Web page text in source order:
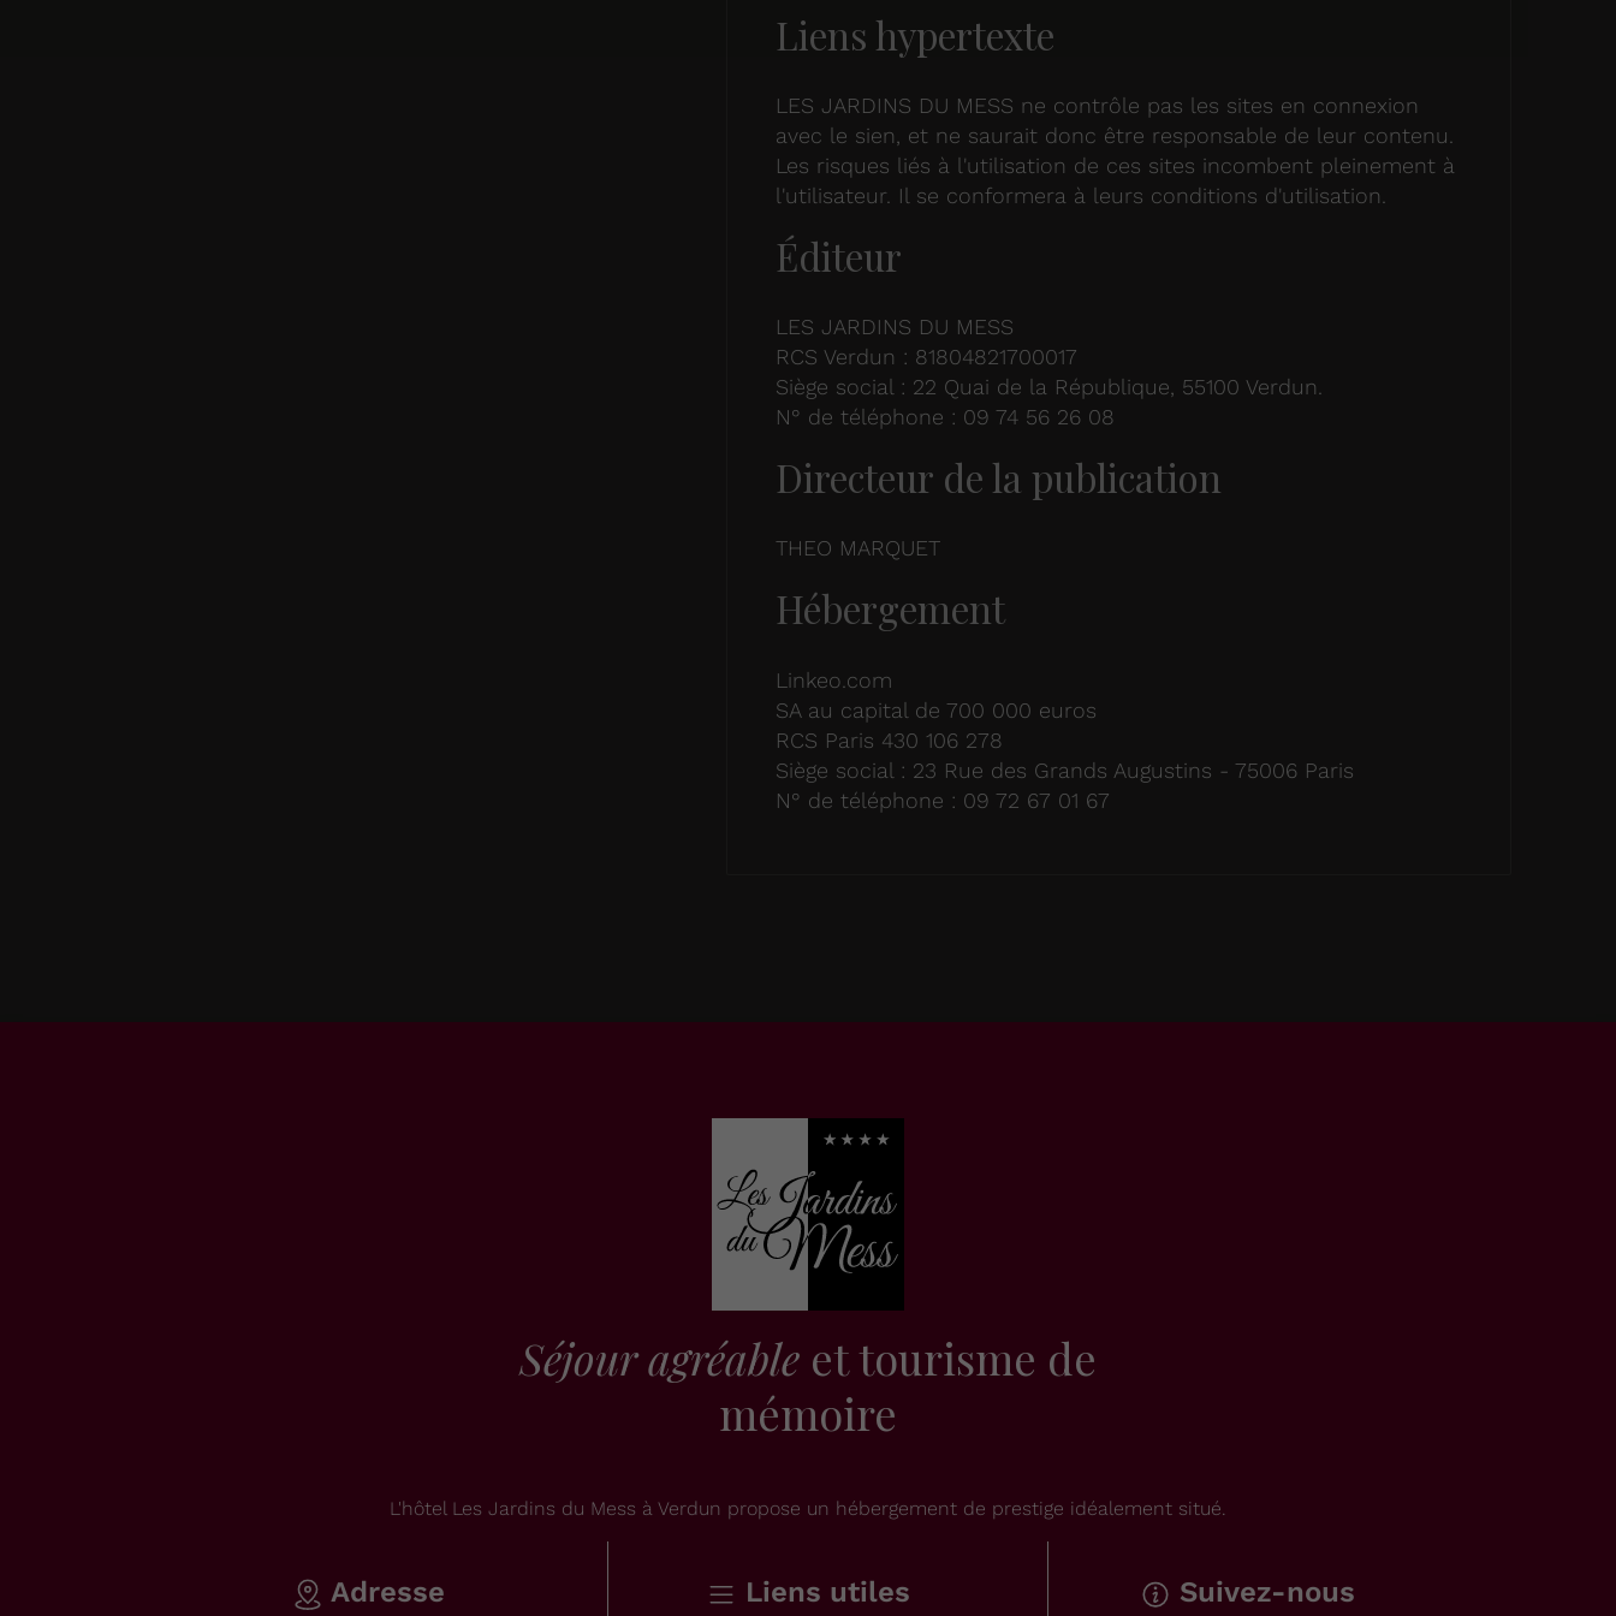
Liens hypertexte
LES JARDINS DU MESS ne contrôle pas les sites en connexion
avec le sien, et ne saurait donc être responsable de leur contenu.
Les risques liés à l'utilisation de ces sites incombent pleinement à
l'utilisateur. Il se conformera à leurs conditions d'utilisation.
Éditeur
LES JARDINS DU MESS
RCS Verdun : 81804821700017
Siège social : 22 Quai de la République, 55100 Verdun.
N° de téléphone : 09 74 56 26 08
Directeur de la publication
THEO MARQUET
Hébergement
Linkeo.com
SA au capital de 700 000 euros
RCS Paris 430 106 278
Siège social : 23 Rue des Grands Augustins - 75006 Paris
N° de téléphone : 09 72 67 01 67
Séjour agréableet tourisme de
mémoire
L'hôtel Les Jardins du Mess à Verdun propose un hébergement de prestige idéalement situé.
Adresse Liens utiles Suivez-nous